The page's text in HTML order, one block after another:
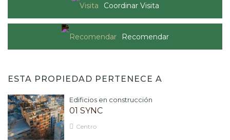
Coordinar Visita
Recomendar
ESTA PROPIEDAD PERTENECE A
Edificios en construcción
01 SYNC
Centro